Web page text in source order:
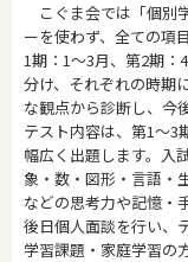
こぐま会では「個別
ーを使わず、全ての項
1期：1～3月、第2期：
分け、それぞれの時期
な観点から診断し、今
テスト内容は、第1～3
幅広く出題します。入
象・数・図形・言語・
などの思考力や記憶・
後日個人面談を行い、
学習課題・家庭学習の